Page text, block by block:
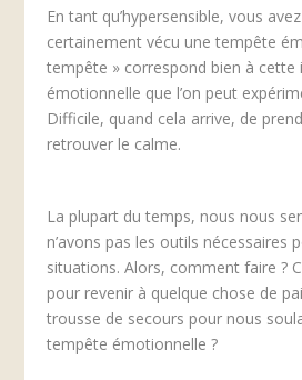
En tant qu’hypersensible, vous
certainement vécu une tempête
tempête » correspond bien à cette
émotionnelle que l’on peut
Difficile, quand cela arrive, de
retrouver le calme.
La plupart du temps, nous nous
n’avons pas les outils nécessaires
situations. Alors, comment faire ?
pour revenir à quelque chose de
trousse de secours pour nous
tempête émotionnelle ?